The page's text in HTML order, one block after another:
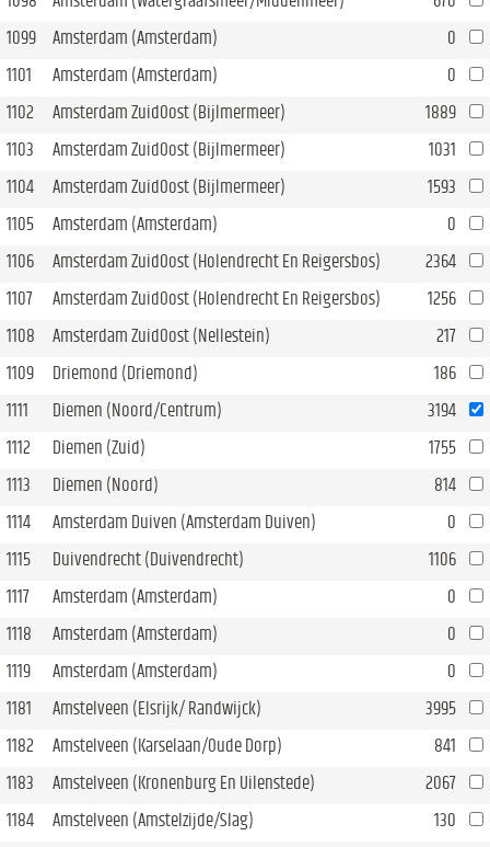
1099
Amsterdam (Amsterdam)
0
1101
Amsterdam (Amsterdam)
0
1102
Amsterdam ZuidOost (Bijlmermeer)
1889
1103
Amsterdam ZuidOost (Bijlmermeer)
1031
1104
Amsterdam ZuidOost (Bijlmermeer)
1593
1105
Amsterdam (Amsterdam)
0
1106
Amsterdam ZuidOost (Holendrecht En Reigersbos)
2364
1107
Amsterdam ZuidOost (Holendrecht En Reigersbos)
1256
1108
Amsterdam ZuidOost (Nellestein)
217
1109
Driemond (Driemond)
186
1111
Diemen (Noord/Centrum)
3194
1112
Diemen (Zuid)
1755
1113
Diemen (Noord)
814
1114
Amsterdam Duiven (Amsterdam Duiven)
0
1115
Duivendrecht (Duivendrecht)
1106
1117
Amsterdam (Amsterdam)
0
1118
Amsterdam (Amsterdam)
0
1119
Amsterdam (Amsterdam)
0
1181
Amstelveen (Elsrijk/ Randwijck)
3995
1182
Amstelveen (Karselaan/Oude Dorp)
841
1183
Amstelveen (Kronenburg En Uilenstede)
2067
1184
Amstelveen (Amstelzijde/Slag)
130